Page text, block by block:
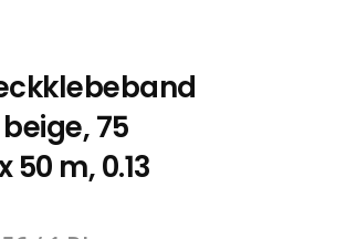
beige, 75
50 m, 0.13